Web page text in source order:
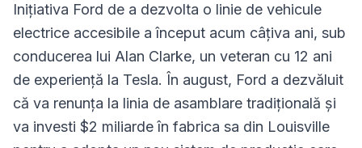
Inițiativa Ford de a dezvolta o linie de vehicule
electrice accesibile a început acum câțiva ani, sub
conducerea lui Alan Clarke, un veteran cu 12 ani
de experiență la Tesla. În august, Ford a dezvăluit
că va renunța la linia de asamblare tradițională și
va investi $2 miliarde în fabrica sa din Louisville